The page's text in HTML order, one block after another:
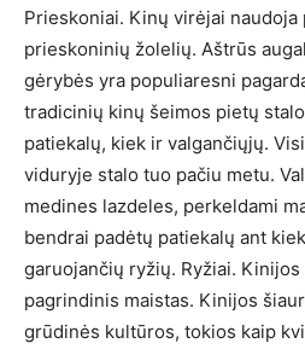
Prieskoniai. Kinų virėjai naudoja
prieskoninių žolelių. Aštrūs
gėrybės yra populiaresni
tradicinių kinų šeimos pietų
patiekalų, kiek ir valgančiųjų.
viduryje stalo tuo pačiu metu.
medines lazdeles, perkeldami
bendrai padėtų patiekalų ant
garuojančių ryžių. Ryžiai.
pagrindinis maistas. Kinijos
grūdinės kultūros, tokios kaip